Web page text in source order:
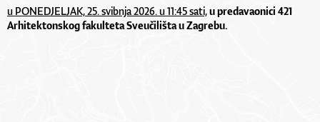
u PONEDJELJAK, 25. svibnja 2026. u 11:45 sati,u predavaonici 421
Arhitektonskog fakulteta Sveučilišta u Zagrebu.